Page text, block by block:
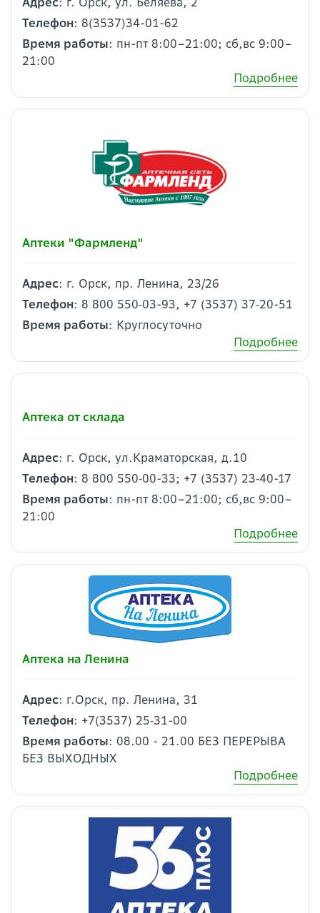
Телефон: 8(3537)34-01-62
Время работы: пн-пт 8:00–21:00; сб,вс 9:00–
21:00
Подробнее
Аптеки "Фармленд"
Адрес: г. Орск, пр. Ленина, 23/26
Телефон: 8 800 550‑03-93, +7 (3537) 37‑20-51
Время работы: Круглосуточно
Подробнее
Аптека от склада
Адрес: г. Орск, ул.Краматорская, д.10
Телефон: 8 800 550‑00-33; +7 (3537) 23‑40-17
Время работы: пн-пт 8:00–21:00; сб,вс 9:00–
21:00
Подробнее
Аптека на Ленина
Адрес: г.Орск, пр. Ленина, 31
Телефон: +7(3537) 25‑31-00
Время работы: 08.00 - 21.00 БЕЗ ПЕРЕРЫВА
БЕЗ ВЫХОДНЫХ
Подробнее